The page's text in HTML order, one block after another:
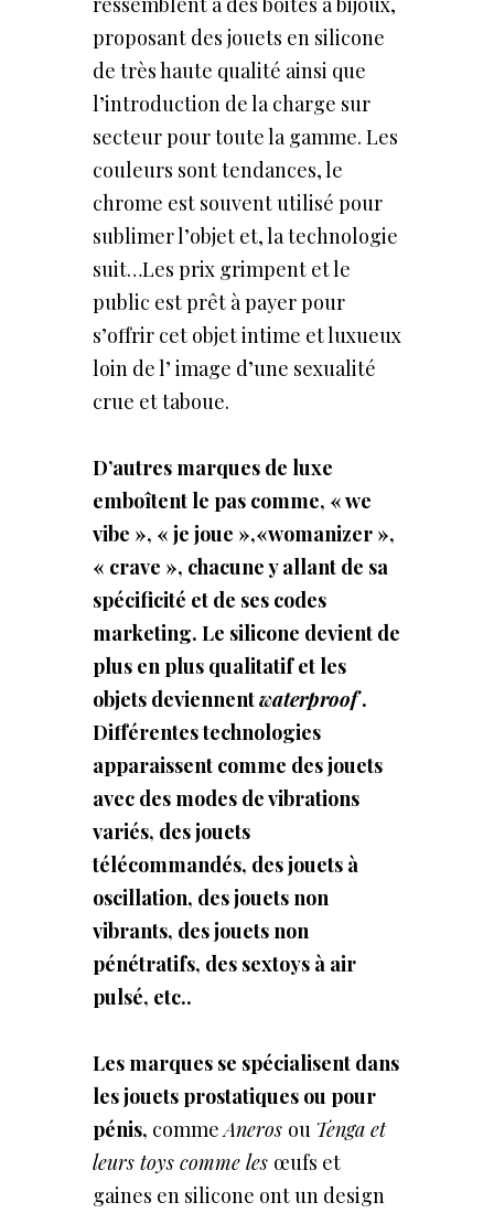
proposant des jouets en silicone
de très haute qualité ainsi que
l’introduction de la charge sur
secteur pour toute la gamme. Les
couleurs sont tendances, le
chrome est souvent utilisé pour
sublimer l’objet et, la technologie
suit…Les prix grimpent et le
public est prêt à payer pour
s’offrir cet objet intime et luxueux
loin de l’ image d’une sexualité
crue et taboue.
D’autres marques de luxe
emboîtent le pas comme, « we
vibe », « je joue »,«womanizer »,
« crave », chacune y allant de sa
spécificité et de ses codes
marketing. Le silicone devient de
plus en plus qualitatif et les
objets deviennentwaterproof.
Différentes technologies
apparaissent comme des jouets
avec des modes de vibrations
variés, des jouets
télécommandés, des jouets à
oscillation, des jouets non
vibrants, des jouets non
pénétratifs, des sextoys à air
pulsé, etc..
Les marques se spécialisent dans
les jouets prostatiques ou pour
pénis, commeAneros ou Tenga et
leurs toys comme les œufs et
gaines en silicone ont un design